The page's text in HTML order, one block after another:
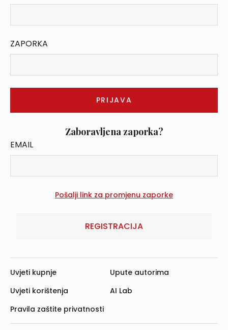
ZAPORKA
Zaboravljena zaporka?
EMAIL
REGISTRACIJA
Uvjeti kupnje
Uvjeti korištenja
Pravila zaštite privatnosti
Upute autorima
AI Lab